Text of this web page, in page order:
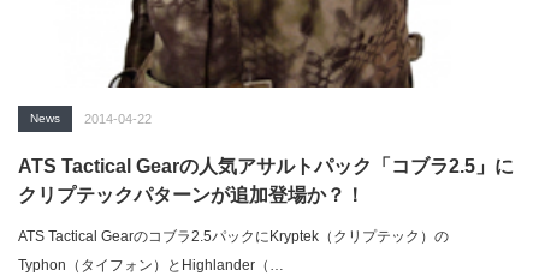
News 2014-04-22
ATS Tactical Gearの人気アサルトパック「コブラ2.5」に
クリプテックパターンが追加登場か？！
ATS Tactical Gearのコブラ2.5パックにKryptek（クリプテック）の
Typhon（タイフォン）とHighlander（…